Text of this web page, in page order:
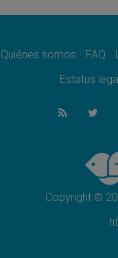
Quiénes somos FAQ
Estatus
Copyright ©